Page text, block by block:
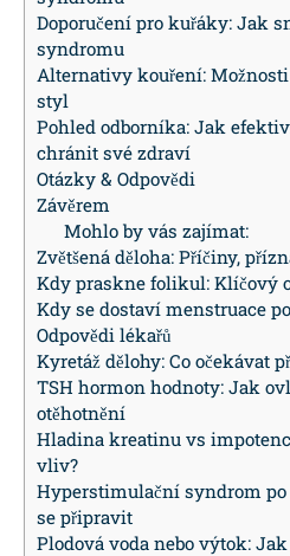
Doporučení pro kuřáky: Jak
syndromu
Alternativy kouření:
styl
Pohled odborníka: Jak
chránit své zdraví
Otázky & Odpovědi
Závěrem
Mohlo by vás zajímat:
Zvětšená děloha: Příčiny,
Kdy praskne folikul: Klíčový
Kdy se dostaví menstruace
Odpovědi lékařů
Kyretáž dělohy: Co očekávat
TSH hormon hodnoty: Jak
otěhotnění
Hladina kreatinu vs
vliv?
Hyperstimulační syndrom po
se připravit
Plodová voda nebo výtok: